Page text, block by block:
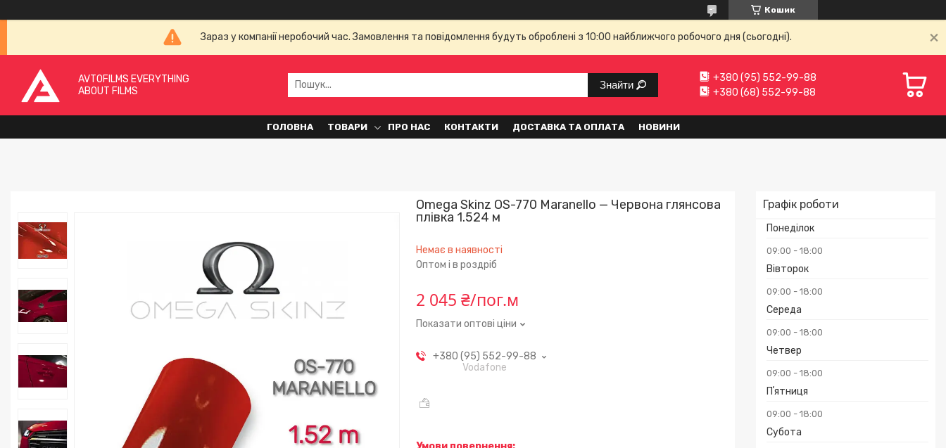
Кошик
Зараз у компанії неробочий час. Замовлення та повідомлення будуть оброблені з 10:00 найближчого робочого дня (сьогодні).
AVTOFILMS EVERYTHING
ABOUT FILMS
Знайти
+380 (95) 552-99-88
+380 (68) 552-99-88
ГОЛОВНА ТОВАРИ ПРО НАС КОНТАКТИ ДОСТАВКА ТА ОПЛАТА НОВИНИ
Графік роботи
Понеділок
09:00 18:00
Вівторок
09:00 18:00
Середа
09:00 18:00
Четвер
09:00 18:00
Пʼятниця
09:00 18:00
Субота
Omega Skinz OS-770 Maranello — Червона глянсова
плівка 1.524 м
Немає в наявності
Оптом і в роздріб
2 045 ₴/пог.м
Показати оптові ціни
+380 (95) 552-99-88
Vodafone